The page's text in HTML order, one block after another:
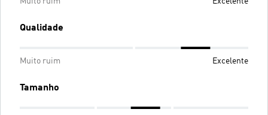
Qualidade
Muito ruim Excelente
Tamanho